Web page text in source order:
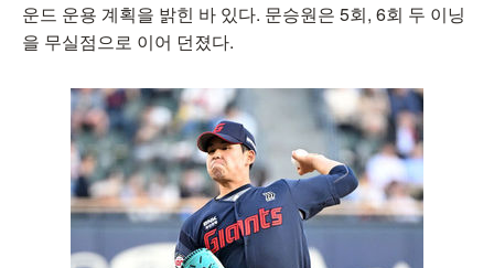
운드 운용 계획을 밝힌 바 있다. 문승원은 5회, 6회 두 이닝
을 무실점으로 이어 던졌다.